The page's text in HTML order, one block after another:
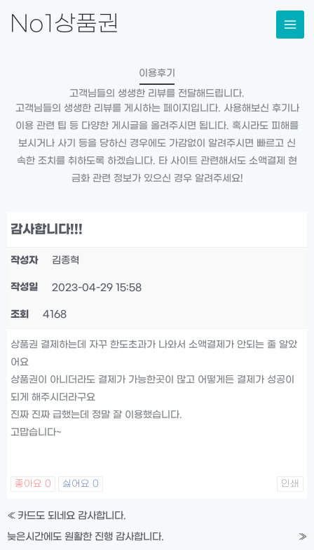
No1상품권
이용후기
고객님들의 생생한 리뷰를 전달해드립니다.
고객님들의 생생한 리뷰를 게시하는 페이지입니다. 사용해보신 후기나
이용 관련 팁 등 다양한 게시글을 올려주시면 됩니다. 혹시라도 피해를
보시거나 사기 등을 당하신 경우에도 가감없이 알려주시면 빠르고 신
속한 조치를 취하도록 하겠습니다. 타 사이트 관련해서도 소액결제 현
금화 관련 정보가 있으신 경우 알려주세요!
감사합니다!!!
작성자 김종혁
작성일 2023-04-29 15:58
조회 4168
상품권 결제하는데 자꾸 한도초과가 나와서 소액결제가 안되는 줄 알았
어요
상품권이 아니더라도 결제가 가능한곳이 많고 어떻게든 결제가 성공이
되게 해주시더라구요
진짜 진짜 급했는데 정말 잘 이용했습니다.
고맙습니다~
좋아요 0 싫어요 0 인쇄
« 카드도 되네요 감사합니다.
늦은시간에도 원활한 진행 감사합니다.
»